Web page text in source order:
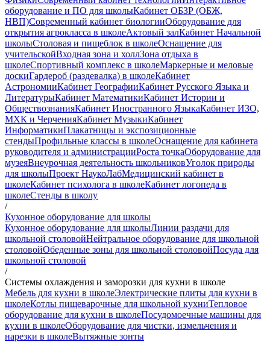
оборудование и ПО для школыКабинет ОБЗР (ОБЖ,
НВП)Современный кабинет биологииОборудование для
открытия агрокласса в школеАктовый залКабинет Начальной
школыСтоловая и пищеблок в школеОснащение для
учительскойВходная зона и холлЗона отдыха в
школеСпортивный комплекс в школеМаркерные и меловые
доскиГардероб (раздевалка) в школеКабинет
АстрономииКабинет ГеографииКабинет Русского Языка и
ЛитературыКабинет МатематикиКабинет Истории и
ОбществознанияКабинет Иностранного ЯзыкаКабинет ИЗО,
МХК и ЧерченияКабинет МузыкиКабинет
ИнформатикиПлакатницы и экспозиционные
стендыПрофильные классы в школеОснащение для кабинета
руководителя и администрацииРоста точкаОборудование для
музеяВнеурочная деятельность школьниковУголок природы
для школыПроект НаукоЛабМедицинский кабинет в
школеКабинет психолога в школеКабинет логопеда в
школеСтенды в школу
/
Кухонное оборудование для школы
Кухонное оборудование для школыЛинии раздачи для
школьной столовойНейтральное оборудование для школьной
столовойОбеденные зоны для школьной столовойПосуда для
школьной столовой
/
Системы охлаждения и заморозки для кухни в школе
Мебель для кухни в школеЭлектрические плиты для кухни в
школеКотлы пищеварочные для школьной кухниТепловое
оборудование для кухни в школеПосудомоечные машины для
кухни в школеОборудование для чистки, измельчения и
нарезки в школеВытяжные зонты